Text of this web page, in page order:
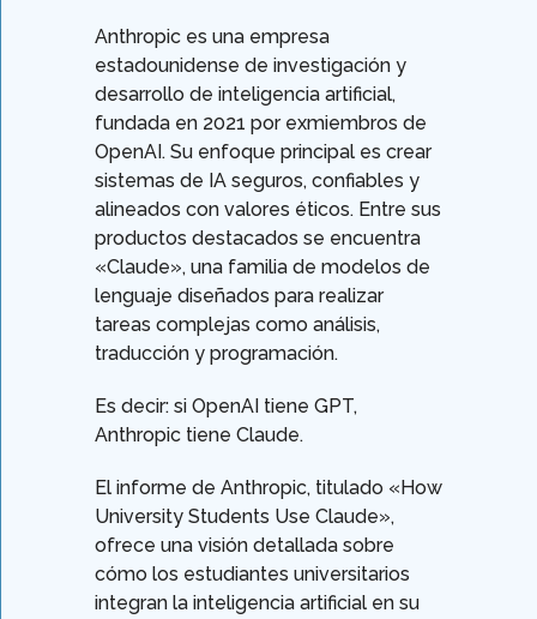
Anthropic es una empresa
estadounidense de investigación y
desarrollo de inteligencia artificial,
fundada en 2021 por exmiembros de
OpenAI. Su enfoque principal es crear
sistemas de IA seguros, confiables y
alineados con valores éticos. Entre sus
productos destacados se encuentra
«Claude», una familia de modelos de
lenguaje diseñados para realizar
tareas complejas como análisis,
traducción y programación.
Es decir: si OpenAI tiene GPT,
Anthropic tiene Claude.
El informe de Anthropic, titulado «How
University Students Use Claude»,
ofrece una visión detallada sobre
cómo los estudiantes universitarios
integran la inteligencia artificial en su